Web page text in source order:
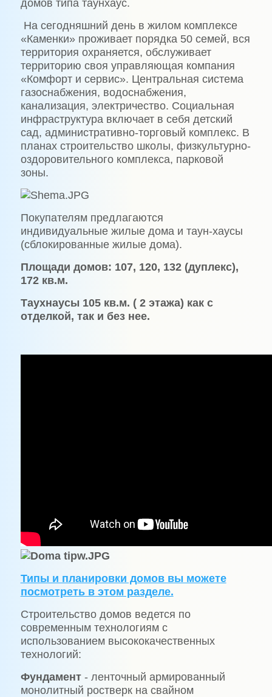
домов типа таунхаус.
На сегодняшний день в жилом комплексе
«Каменки» проживает порядка 50 семей, вся
территория охраняется, обслуживает
территорию своя управляющая компания
«Комфорт и сервис». Центральная система
газоснабжения, водоснабжения,
канализация, электричество. Социальная
инфраструктура включает в себя детский
сад, административно-торговый комплекс. В
планах строительство школы, физкультурно-
оздоровительного комплекса, парковой
зоны.
Покупателям предлагаются
индивидуальные жилые дома и таун-хаусы
(сблокированные жилые дома).
Площади домов: 107, 120, 132 (дуплекс),
172 кв.м.
Таухнаусы 105 кв.м. ( 2 этажа) как с
отделкой, так и без нее.
Типы и планировки домов вы можете
посмотреть в этом разделе.
Строительство домов ведется по
современным технологиям с
использованием высококачественных
технологий:
Фундамент- ленточный армированный
монолитный ростверк на свайном